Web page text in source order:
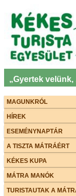
„Gyertek
MAGUNKRÓL
HÍREK
ESEMÉNYNAPTÁR
A TISZTA MÁTRÁÉRT
KÉKES KUPA
MÁTRA MANÓK
TURISTAUTAK A